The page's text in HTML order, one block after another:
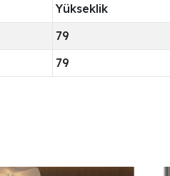
Yükseklik
79
79